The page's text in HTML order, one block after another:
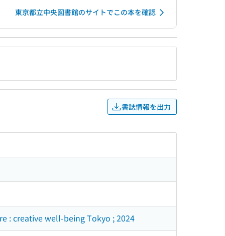
東京都立中央図書館のサイトでこの本を確認
書誌情報を出力
: creative well-being Tokyo ; 2024